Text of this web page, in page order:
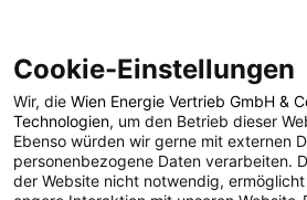
POSTS BY TAG
Cookie-Einstellungen
Wir, die Wien Energie Vertrieb GmbH &
Technologien, um den Betrieb dieser
Ebenso würden wir gerne mit externen
personenbezogene Daten verarbeiten.
der Website nicht notwendig,